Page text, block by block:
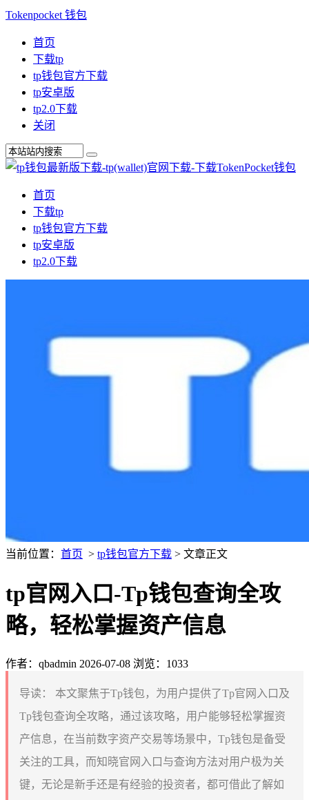
Tokenpocket 钱包
首页
下载tp
tp钱包官方下载
tp安卓版
tp2.0下载
关闭
首页
下载tp
tp钱包官方下载
tp安卓版
tp2.0下载
当前位置： 首页 > tp钱包官方下载 > 文章正文
tp官网入口-Tp钱包查询全攻
略，轻松掌握资产信息
作者：qbadmin 2026-07-08 浏览：1033
导读：
本文聚焦于Tp钱包，为用户提供了Tp官网入口及
Tp钱包查询全攻略，通过该攻略，用户能够轻松掌握资
产信息，在当前数字资产交易等场景中，Tp钱包是备受
关注的工具，而知晓官网入口与查询方法对用户极为关
键，无论是新手还是有经验的投资者，都可借此了解如